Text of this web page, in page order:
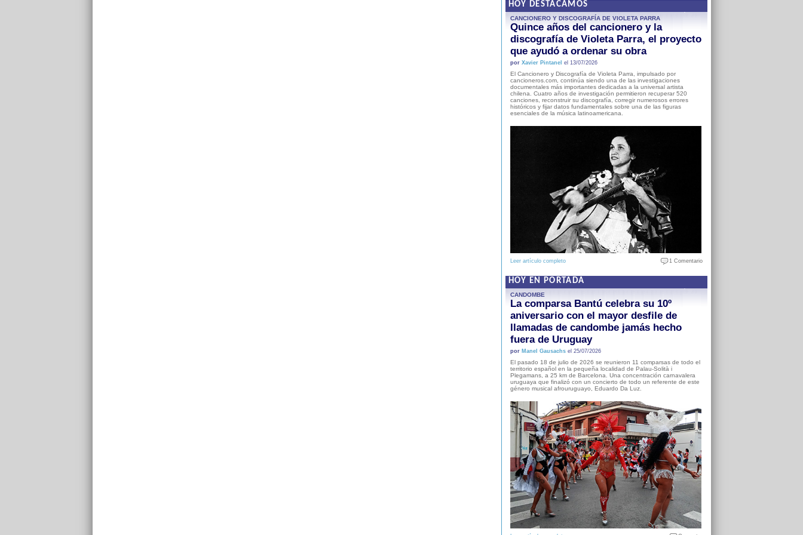
HOY DESTACAMOS
CANCIONERO Y DISCOGRAFÍA DE VIOLETA PARRA
Quince años del cancionero y la
discografía de Violeta Parra, el proyecto
que ayudó a ordenar su obra
por Xavier Pintanel el 13/07/2026
El Cancionero y Discografía de Violeta Parra, impulsado por
cancioneros.com, continúa siendo una de las investigaciones
documentales más importantes dedicadas a la universal artista
chilena. Cuatro años de investigación permitieron recuperar 520
canciones, reconstruir su discografía, corregir numerosos errores
históricos y fijar datos fundamentales sobre una de las figuras
esenciales de la música latinoamericana.
Leer artículo completo 1 Comentario
HOY EN PORTADA
CANDOMBE
La comparsa Bantú celebra su 10º
aniversario con el mayor desfile de
llamadas de candombe jamás hecho
fuera de Uruguay
por Manel Gausachsel 25/07/2026
El pasado 18 de julio de 2026 se reunieron 11 comparsas de todo el
territorio español en la pequeña localidad de Palau-Solità i
Plegamans, a 25 km de Barcelona. Una concentración carnavalera
uruguaya que finalizó con un concierto de todo un referente de este
género musical afrouruguayo, Eduardo Da Luz.